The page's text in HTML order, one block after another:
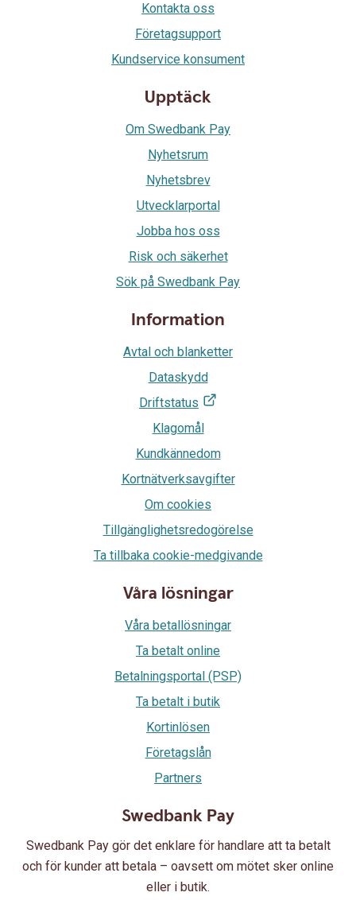
Swedbank Pay
Swedbank Pay gör det enklare för handlare att ta betalt
och för kunder att betala – oavsett om mötet sker online
eller i butik.
Kontakta oss
Företagsupport
Kundservice konsument
Upptäck
Om Swedbank Pay
Nyhetsrum
Nyhetsbrev
Utvecklarportal
Jobba hos oss
Risk och säkerhet
Sök på Swedbank Pay
Information
Avtal och blanketter
Dataskydd
Driftstatus
Klagomål
Kundkännedom
Kortnätverksavgifter
Om cookies
Tillgänglighetsredogörelse
Ta tillbaka cookie-medgivande
Våra lösningar
Våra betallösningar
Ta betalt online
Betalningsportal (PSP)
Ta betalt i butik
Kortinlösen
Företagslån
Partners